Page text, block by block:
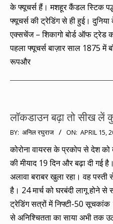
के फ्यूचर्स हैं। मशहूर कैंडल स्टिक
फ्यूचर्स की ट्रेडिंग से ही हुई।
एक्सचेंज – शिकागो बोर्ड ऑफ ट्रेड
पहला फ्यूचर्स बाज़ार साल 1875 में
रूपऔर
लॉकडाउन बढ़ा तो सीख लें
2020-
04-
15
BY: अनिल रघुराज ON: APRIL 15,
कोरोना वायरस के प्रकोप से देश
की मीयाद 19 दिन और बढ़ा दी गई
अलावा बराबर खुला रहा। वह
है। 24 मार्च को घरबंदी लागू होने
ट्रेडिंग सत्रों में निफ्टी-50
से अनिश्चितता का साया अभी तक